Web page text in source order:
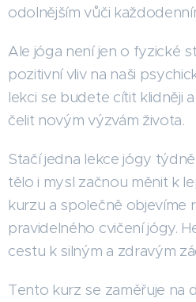
odolnějším vůči
Ale jóga není jen o fyzické
pozitivní vliv na naši
lekci se budete cítit klidněji
čelit novým výzvám života.
Stačí jedna lekce jógy
tělo i mysl začnou měnit k
kurzu a společně objevíme
pravidelného cvičení jógy.
cestu k silným a zdravým
Tento kurz se zaměřuje na